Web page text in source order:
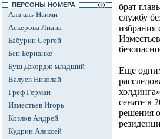
ПЕРСОНЫ НОМЕРА
Али аль-Наими
Аскерова Лиана
Бабурин Сергей
Бен Бернанке
Буш Джордж-младший
Валуев Николай
Греф Герман
Изместьев Игорь
Козлов Андрей
Кудрин Алексей
брат
службу
избрания
Еще
сенате в
решения